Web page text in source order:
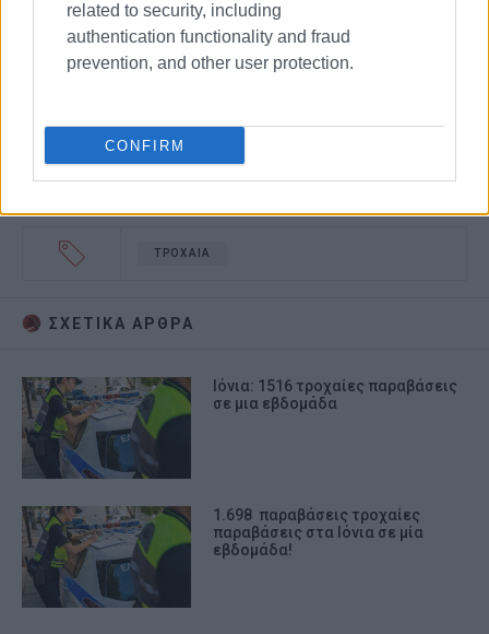
related to security, including
authentication functionality and fraud
prevention, and other user protection.
CONFIRM
ΤΡΟΧΑΙΑ
ΣΧΕΤΙΚA AΡΘΡΑ
Ιόνια: 1516 τροχαίες παραβάσεις
σε μια εβδομάδα
1.698 παραβάσεις τροχαίες
παραβάσεις στα Ιόνια σε μία
εβδομάδα!